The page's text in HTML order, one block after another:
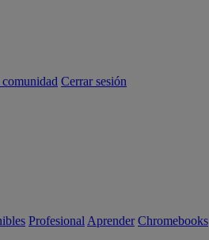
Cerrar sesión
Profesional Aprender Chromebooks